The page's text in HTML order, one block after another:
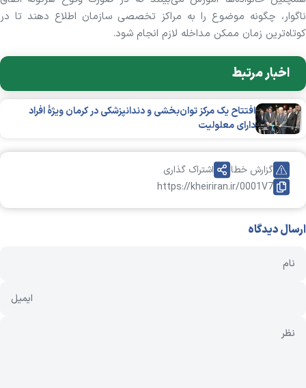
ناگوار، چگونه موضوع را به مراکز تخصصی سازمان اطلاع دهند تا در
کوتاه‌ترین زمان ممکن مداخله لازم انجام شود.
اخبار مرتبط
افتتاح یک مرکز توان‌بخشی و دندانپزشکی در کرمان ویژهٔ افراد
دارای معلولیت
https://kheiriran.ir/0001V7
گزارش خطا اشتراک گذاری
ارسال دیدگاه